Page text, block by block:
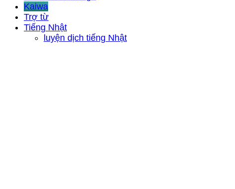
Kaiwa
Trợ từ
Tiếng Nhật
luyện dịch tiếng Nhật